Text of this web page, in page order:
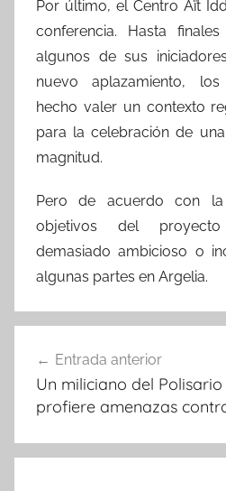
Por último, el Centro Aït
conferencia. Hasta
algunos de sus
nuevo aplazamiento,
hecho valer un contexto
para la celebración de
magnitud.
Pero de acuerdo con
objetivos del
demasiado ambicioso o
algunas partes en Argelia.
de
entradas
Entrada anterior
Un miliciano del
profiere amenazas